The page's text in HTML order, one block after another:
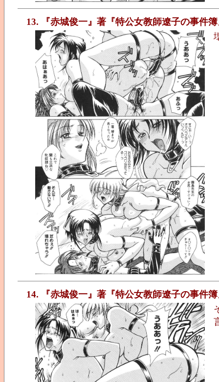
13. 『赤城俊一』著『特公女教師遼子の事件
14. 『赤城俊一』著『特公女教師遼子の事件